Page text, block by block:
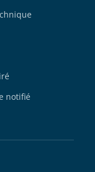
notifié